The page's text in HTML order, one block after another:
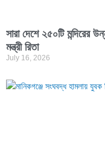
সারা দেশে ২৫০টি মন্দিরের
মন্ত্রী রিতা
July 16, 2026